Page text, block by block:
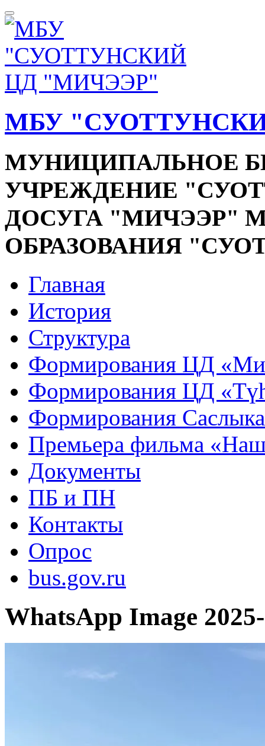
МБУ
МУНИЦИПАЛЬНОЕ
УЧРЕЖДЕНИЕ
ДОСУГА "МИЧЭЭР"
ОБРАЗОВАНИЯ
Главная
История
Структура
Формирования ЦД
Формирования ЦД
Формирования
Премьера фильма
Документы
ПБ и ПН
Контакты
Опрос
bus.gov.ru
WhatsApp Image